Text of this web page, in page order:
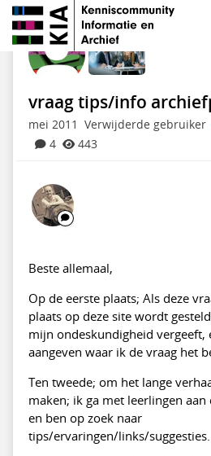
KIA Community Meer
vraag tips/info
mei 2011 Verwijderde gebruiker
4
443
Beste allemaal,
Op de eerste plaats; Als deze
plaats op deze site wordt
mijn ondeskundigheid vergeeft,
aangeven waar ik de vraag het
Ten tweede; om het lange
maken; ik ga met leerlingen aan
en ben op zoek naar
tips/ervaringen/links/